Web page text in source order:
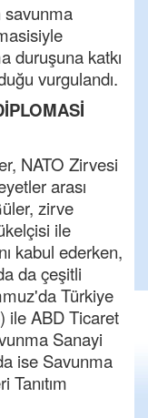
savunma
duruşuna katkı
vurgulandı.
NATO Zirvesi
arası
zirve
ile
kabul ederken,
da çeşitli
Türkiye
ile ABD Ticaret
Sanayi
ise Savunma